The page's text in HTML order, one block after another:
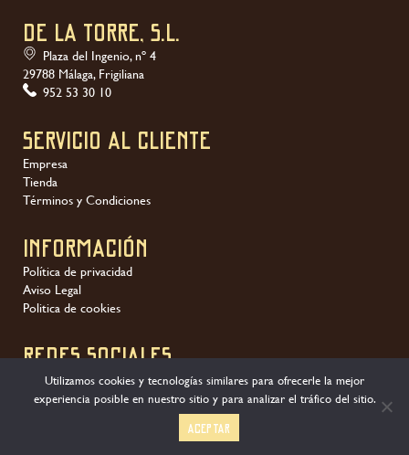
DE LA TORRE, S.L.
Plaza del Ingenio, nº 4
29788 Málaga, Frigiliana
952 53 30 10
Servicio al Cliente
Empresa
Tienda
Términos y Condiciones
Información
Política de privacidad
Aviso Legal
Politica de cookies
REDES SOCIALES
Utilizamos cookies y tecnologías similares para ofrecerle la mejor
experiencia posible en nuestro sitio y para analizar el tráfico del sitio.
Aceptar